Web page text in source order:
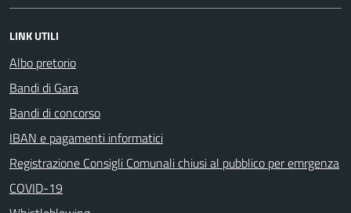
LINK UTILI
Albo pretorio
Bandi di Gara
Bandi di concorso
IBAN e pagamenti informatici
Registrazione Consigli Comunali chiusi al pubblico per emrgenza
COVID-19